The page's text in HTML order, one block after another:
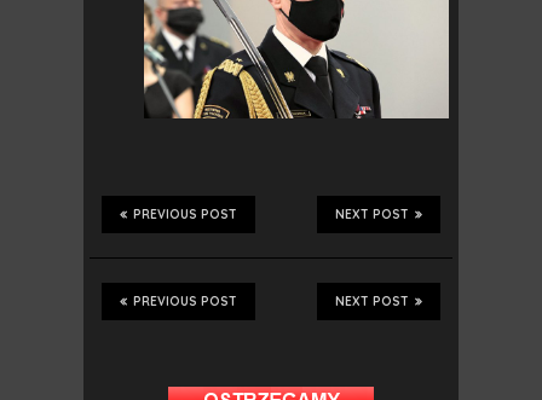
NEXT POST
PREVIOUS POST
NEXT POST
PREVIOUS POST